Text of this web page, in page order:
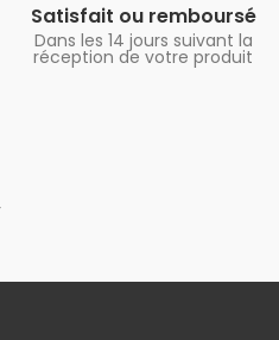
Satisfait ou remboursé
Dans les 14 jours suivant la
réception de votre produit